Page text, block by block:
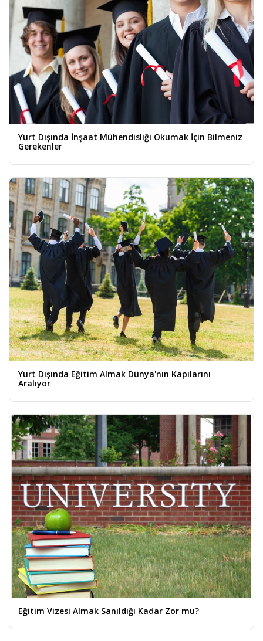
Yurt Dışında İnşaat Mühendisliği Okumak İçin Bilmeniz
Gerekenler
Yurt Dışında Eğitim Almak Dünya'nın Kapılarını
Aralıyor
Eğitim Vizesi Almak Sanıldığı Kadar Zor mu?